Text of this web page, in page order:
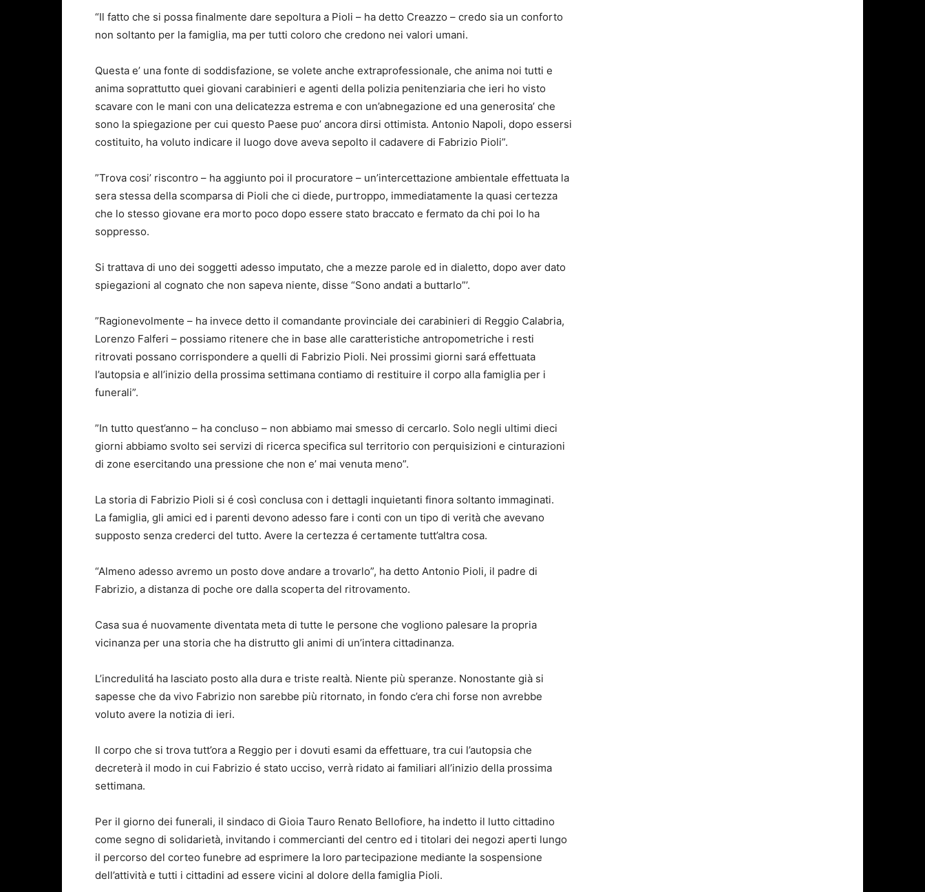
“Il fatto che si possa finalmente dare sepoltura a Pioli – ha detto Creazzo – credo sia un conforto
non soltanto per la famiglia, ma per tutti coloro che credono nei valori umani.
Questa e’ una fonte di soddisfazione, se volete anche extraprofessionale, che anima noi tutti e
anima soprattutto quei giovani carabinieri e agenti della polizia penitenziaria che ieri ho visto
scavare con le mani con una delicatezza estrema e con un’abnegazione ed una generosita’ che
sono la spiegazione per cui questo Paese puo’ ancora dirsi ottimista. Antonio Napoli, dopo essersi
costituito, ha voluto indicare il luogo dove aveva sepolto il cadavere di Fabrizio Pioli”.
”Trova cosi’ riscontro – ha aggiunto poi il procuratore – un’intercettazione ambientale effettuata la
sera stessa della scomparsa di Pioli che ci diede, purtroppo, immediatamente la quasi certezza
che lo stesso giovane era morto poco dopo essere stato braccato e fermato da chi poi lo ha
soppresso.
Si trattava di uno dei soggetti adesso imputato, che a mezze parole ed in dialetto, dopo aver dato
spiegazioni al cognato che non sapeva niente, disse “Sono andati a buttarlo”’.
”Ragionevolmente – ha invece detto il comandante provinciale dei carabinieri di Reggio Calabria,
Lorenzo Falferi – possiamo ritenere che in base alle caratteristiche antropometriche i resti
ritrovati possano corrispondere a quelli di Fabrizio Pioli. Nei prossimi giorni sará effettuata
l’autopsia e all’inizio della prossima settimana contiamo di restituire il corpo alla famiglia per i
funerali”.
”In tutto quest’anno – ha concluso – non abbiamo mai smesso di cercarlo. Solo negli ultimi dieci
giorni abbiamo svolto sei servizi di ricerca specifica sul territorio con perquisizioni e cinturazioni
di zone esercitando una pressione che non e’ mai venuta meno”.
La storia di Fabrizio Pioli si é così conclusa con i dettagli inquietanti finora soltanto immaginati.
La famiglia, gli amici ed i parenti devono adesso fare i conti con un tipo di verità che avevano
supposto senza crederci del tutto. Avere la certezza é certamente tutt’altra cosa.
“Almeno adesso avremo un posto dove andare a trovarlo”, ha detto Antonio Pioli, il padre di
Fabrizio, a distanza di poche ore dalla scoperta del ritrovamento.
Casa sua é nuovamente diventata meta di tutte le persone che vogliono palesare la propria
vicinanza per una storia che ha distrutto gli animi di un’intera cittadinanza.
L’incredulitá ha lasciato posto alla dura e triste realtà. Niente più speranze. Nonostante già si
sapesse che da vivo Fabrizio non sarebbe più ritornato, in fondo c’era chi forse non avrebbe
voluto avere la notizia di ieri.
Il corpo che si trova tutt’ora a Reggio per i dovuti esami da effettuare, tra cui l’autopsia che
decreterà il modo in cui Fabrizio é stato ucciso, verrà ridato ai familiari all’inizio della prossima
settimana.
Per il giorno dei funerali, il sindaco di Gioia Tauro Renato Bellofiore, ha indetto il lutto cittadino
come segno di solidarietà, invitando i commercianti del centro ed i titolari dei negozi aperti lungo
il percorso del corteo funebre ad esprimere la loro partecipazione mediante la sospensione
dell’attività e tutti i cittadini ad essere vicini al dolore della famiglia Pioli.